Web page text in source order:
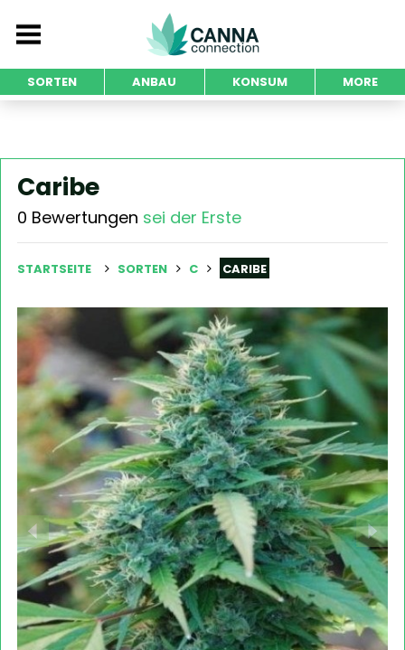
SORTEN ANBAU KONSUM MORE
Caribe
0 Bewertungen sei der Erste
STARTSEITE SORTEN C CARIBE